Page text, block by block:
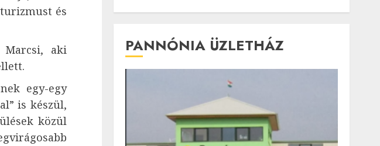
és
Marcsi, aki
egy-egy
is készül,
közül
PANNÓNIA ÜZLETHÁZ